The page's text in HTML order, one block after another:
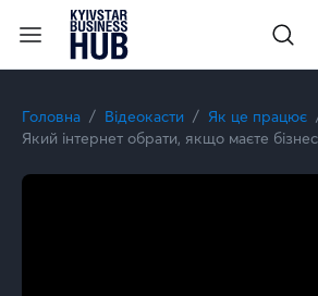
Головна Відеокасти
Як це працює
Який інтернет обрати, якщо маєте
Як боротися з DDoS-атаками? | Kyivstar